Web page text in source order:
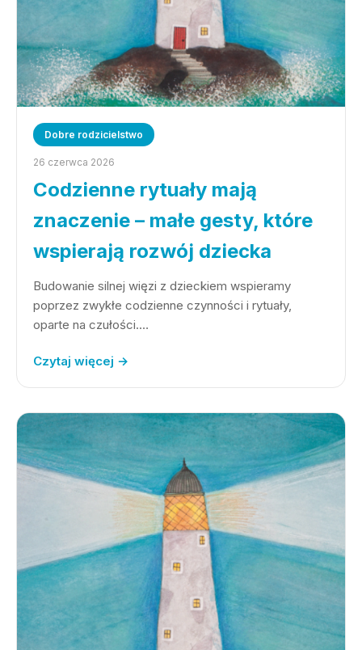
Dobre rodzicielstwo
26 czerwca 2026
Codzienne rytuały mają
znaczenie – małe gesty, które
wspierają rozwój dziecka
Budowanie silnej więzi z dzieckiem wspieramy
poprzez zwykłe codzienne czynności i rytuały,
oparte na czułości.…
Czytaj więcej →